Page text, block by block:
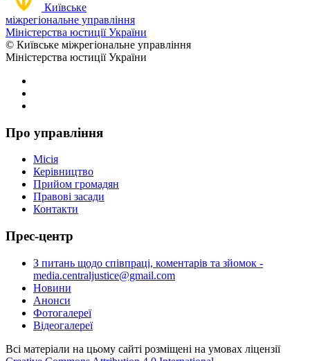
Київське
міжрегіональне управління
Міністерства юстиції України
© Київське міжрегіональне управління
Міністерства юстиції України
Про управління
Місія
Керівництво
Прийом громадян
Правові засади
Контакти
Прес-центр
З питань щодо співпраці, коментарів та зйомок -
media.centraljustice@gmail.com
Новини
Анонси
Фотогалереї
Відеогалереї
Всі матеріали на цьому сайті розміщені на умовах ліцензії